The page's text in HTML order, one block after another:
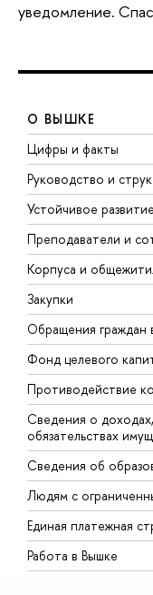
уведомление.
О ВЫШКЕ
Цифры и факты
Руководство и
Устойчивое
Преподаватели и
Корпуса и
Закупки
Обращения
Фонд целевого
Противодействие
Сведения о
обязательствах
Сведения об
Людям с
Единая платежная
Работа в Вышке